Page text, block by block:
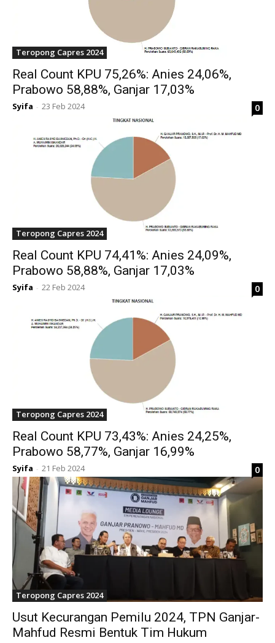
Teropong Capres 2024
Real Count KPU 75,26%: Anies 24,06%,
Prabowo 58,88%, Ganjar 17,03%
Syifa - 23 Feb 2024 0
Teropong Capres 2024
Real Count KPU 74,41%: Anies 24,09%,
Prabowo 58,88%, Ganjar 17,03%
Syifa - 22 Feb 2024 0
Teropong Capres 2024
Real Count KPU 73,43%: Anies 24,25%,
Prabowo 58,77%, Ganjar 16,99%
Syifa - 21 Feb 2024 0
Teropong Capres 2024
Usut Kecurangan Pemilu 2024, TPN Ganjar-
Mahfud Resmi Bentuk Tim Hukum